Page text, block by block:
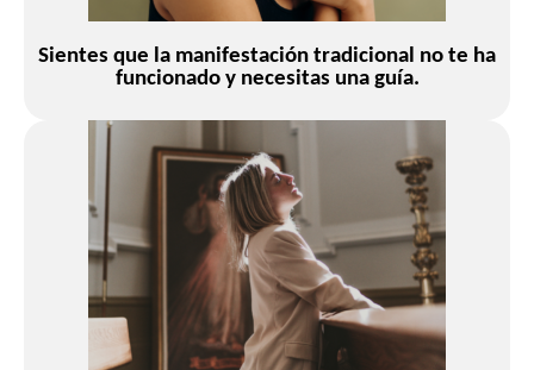
Sientes que la manifestación tradicional no te ha
funcionado y necesitas una guía.